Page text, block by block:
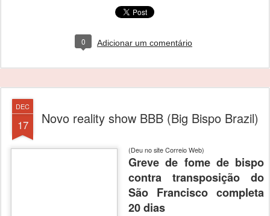
0 Adicionar um comentário
DEC
17 Novo reality show BBB (Big Bispo Brazil)
(Deu no site Correio Web)
Greve de fome de bispo
contra transposição do
São Francisco completa
20 dias